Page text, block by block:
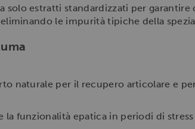
solo estratti standardizzati per garantire
le impurità tipiche della spezia
naturale per il recupero articolare e
la funzionalità epatica in periodi di